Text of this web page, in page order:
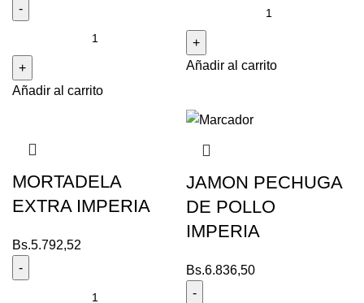
Añadir al carrito
Añadir al carrito
MORTADELA
EXTRA IMPERIA
Bs.5.792,52
JAMON PECHUGA
DE POLLO
IMPERIA
Bs.6.836,50